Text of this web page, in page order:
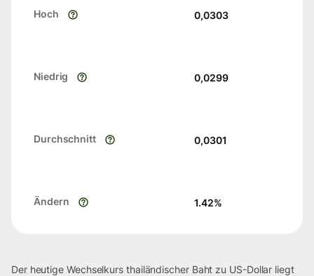
Hoch 0,0303
Niedrig 0,0299
Durchschnitt 0,0301
Ändern 1.42%
Der heutige Wechselkurs thailändischer Baht zu US-Dollar liegt